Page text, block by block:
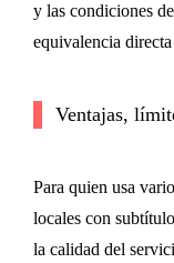
y las condiciones
equivalencia
Ventajas,
Para quien usa
locales con
la calidad del